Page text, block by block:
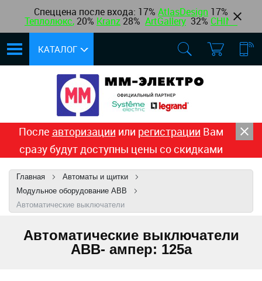
Спеццена после входа: 17% AtlasDesign 17%
Теплолюкс, 20% Kranz 28% ArtGallery 32% CHINT
КАТАЛОГ
После авторизации или регистрации Вам
сразу будут доступны цены со скидками
Главная
Автоматы и щитки
Модульное оборудование ABB
Автоматические выключатели
Автоматические выключатели
ABB- ампер: 125a